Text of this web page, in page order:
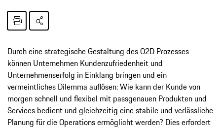
Durch eine strategische Gestaltung des O2D Prozesses
können Unternehmen Kundenzufriedenheit und
Unternehmenserfolg in Einklang bringen und ein
vermeintliches Dilemma auflösen: Wie kann der Kunde von
morgen schnell und flexibel mit passgenauen Produkten und
Services bedient und gleichzeitig eine stabile und verlässliche
Planung für die Operations ermöglicht werden? Dies erfordert